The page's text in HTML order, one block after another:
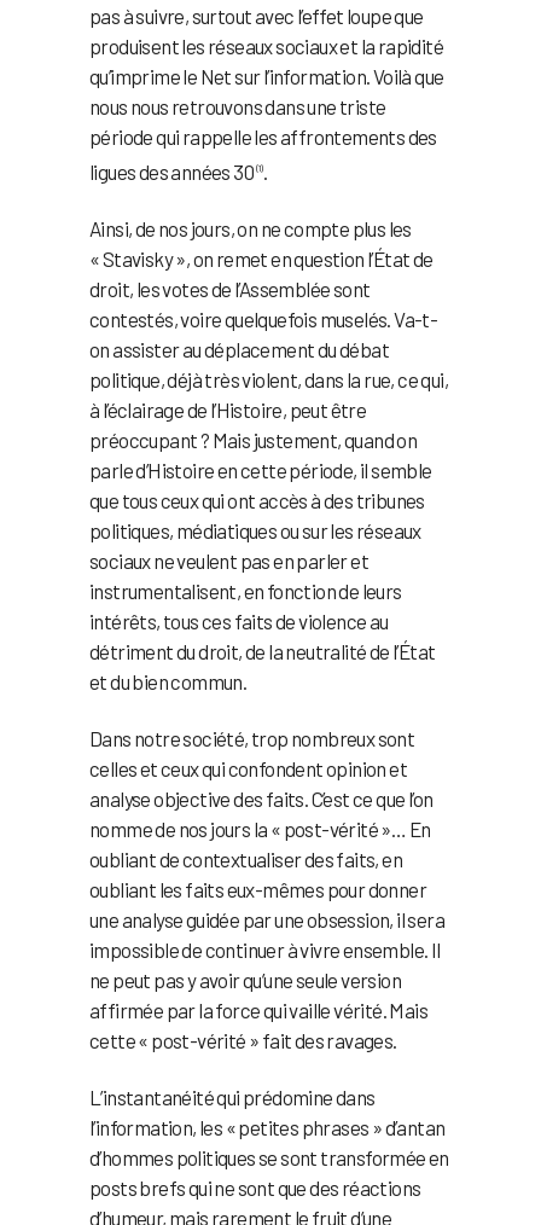
pas à suivre, surtout avec l’effet loupe que
produisent les réseaux sociaux et la rapidité
qu’imprime le Net sur l’information. Voilà que
nous nous retrouvons dans une triste
période qui rappelle les affrontements des
ligues des années 30(1).
Ainsi, de nos jours, on ne compte plus les
« Stavisky », on remet en question l’État de
droit, les votes de l’Assemblée sont
contestés, voire quelquefois muselés. Va-t-
on assister au déplacement du débat
politique, déjà très violent, dans la rue, ce qui,
à l’éclairage de l’Histoire, peut être
préoccupant ? Mais justement, quand on
parle d’Histoire en cette période, il semble
que tous ceux qui ont accès à des tribunes
politiques, médiatiques ou sur les réseaux
sociaux ne veulent pas en parler et
instrumentalisent, en fonction de leurs
intérêts, tous ces faits de violence au
détriment du droit, de la neutralité de l’État
et du bien commun.
Dans notre société, trop nombreux sont
celles et ceux qui confondent opinion et
analyse objective des faits. C’est ce que l’on
nomme de nos jours la « post-vérité »… En
oubliant de contextualiser des faits, en
oubliant les faits eux-mêmes pour donner
une analyse guidée par une obsession, il sera
impossible de continuer à vivre ensemble. Il
ne peut pas y avoir qu’une seule version
affirmée par la force qui vaille vérité. Mais
cette « post-vérité » fait des ravages.
L’instantanéité qui prédomine dans
l’information, les « petites phrases » d’antan
d’hommes politiques se sont transformée en
posts brefs qui ne sont que des réactions
d’humeur, mais rarement le fruit d’une